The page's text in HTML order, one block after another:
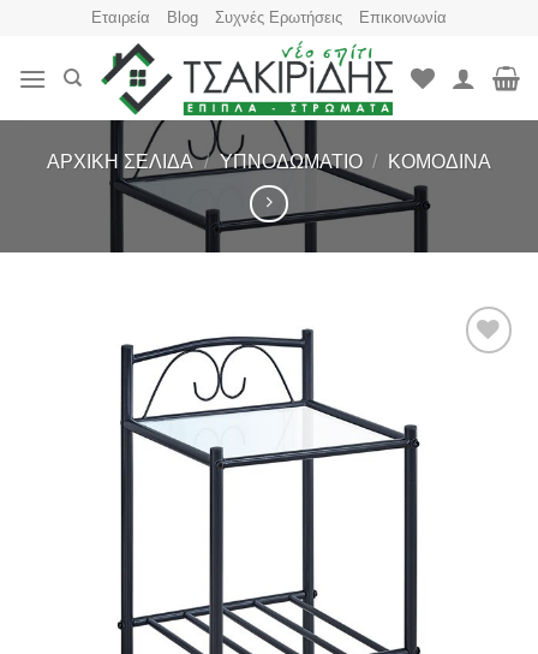
content
Εταιρεία Blog Συχνές Ερωτήσεις Επικοινωνία
ΑΡΧΙΚΉ ΣΕΛΊΔΑ / ΥΠΝΟΔΩΜΆΤΙΟ / ΚΟΜΟΔΊΝΑ